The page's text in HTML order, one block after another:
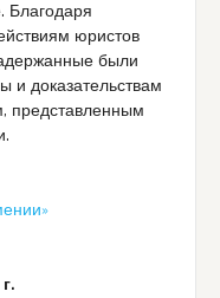
Благодаря
юристов
были
и доказательствам
представленным